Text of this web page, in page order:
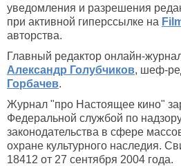
уведомления и разрешения
при активной гиперссылке на
авторства.
Главный редактор онлайн-
Александр Голубчиков, шеф-
Горбачев.
Журнал "про Настоящее кино"
Федеральной службой по
законодательства в сфере
охране культурного наследия.
18412 от 27 сентября 2004 года.